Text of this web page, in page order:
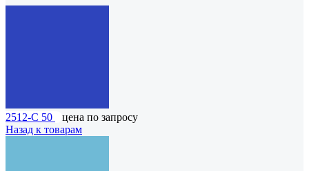
2512-C 50
цена по запросу
Назад к товарам